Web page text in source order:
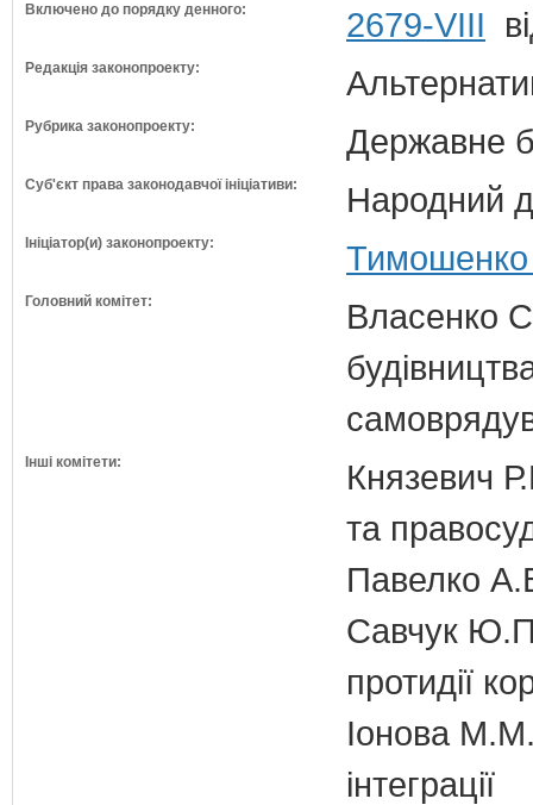
Включено до порядку денного: 2679-VIII
Редакція законопроекту:
Рубрика законопроекту: Державне
Суб'єкт права законодавчої ініціативи: Народний
Ініціатор(и) законопроекту: Тимошенко
Головний комітет:
Власенко
Інші комітети:
Князевич
та
Павелко
Савчук Ю.П.
протидії
Іонова М.М.
інтеграції